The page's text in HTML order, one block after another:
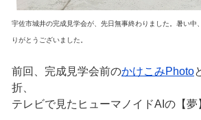
宇佐市城井の完成見学会が、先日無事終わりました。暑い中
りがとうございました。
前回、完成見学会前のかけこみPhoto
折、
テレビで見たヒューマノイドAIの【夢